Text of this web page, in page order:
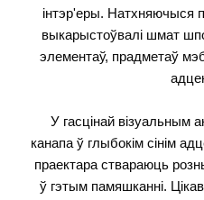
інтэр'еры. Натхняючыся
выкарыстоўвалі шмат
элементаў, прадметаў
У гасцінай візуальным
канапа ў глыбокім сінім
праектара ствараюць
ў гэтым памяшканні.